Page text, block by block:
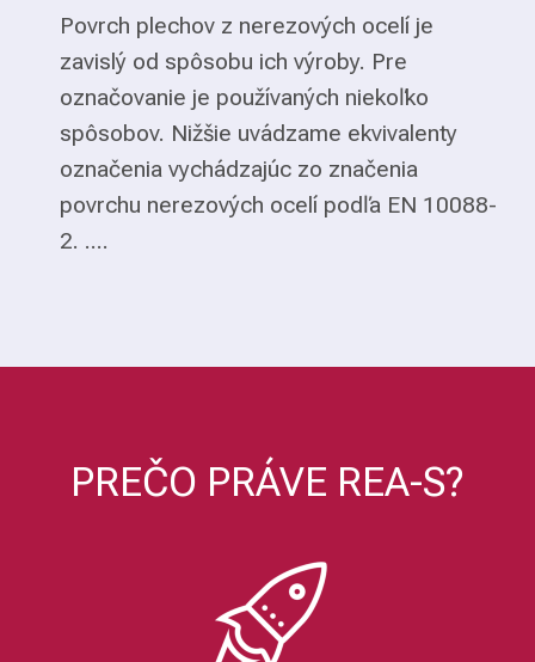
Povrch plechov z nerezových ocelí je
zavislý od spôsobu ich výroby. Pre
označovanie je používaných niekoľko
spôsobov. Nižšie uvádzame ekvivalenty
označenia vychádzajúc zo značenia
povrchu nerezových ocelí podľa EN 10088-
2. ....
PREČO PRÁVE REA-S?